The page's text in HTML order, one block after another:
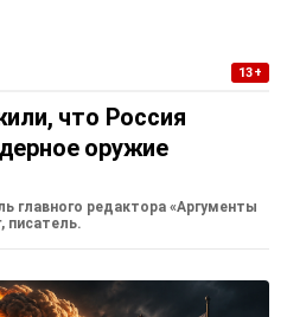
13+
что Россия
оружие
главного редактора «Аргументы
писатель.